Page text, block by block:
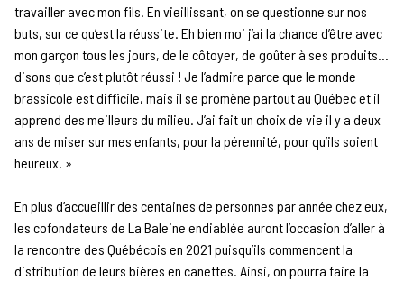
travailler avec mon fils. En vieillissant, on se questionne sur nos
buts, sur ce qu’est la réussite. Eh bien moi j’ai la chance d’être avec
mon garçon tous les jours, de le côtoyer, de goûter à ses produits…
disons que c’est plutôt réussi ! Je l’admire parce que le monde
brassicole est difficile, mais il se promène partout au Québec et il
apprend des meilleurs du milieu. J’ai fait un choix de vie il y a deux
ans de miser sur mes enfants, pour la pérennité, pour qu’ils soient
heureux. »
En plus d’accueillir des centaines de personnes par année chez eux,
les cofondateurs de La Baleine endiablée auront l’occasion d’aller à
la rencontre des Québécois en 2021 puisqu’ils commencent la
distribution de leurs bières en canettes. Ainsi, on pourra faire la